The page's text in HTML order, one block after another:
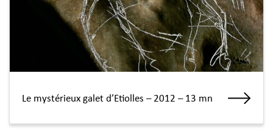
Le mystérieux galet d’Etiolles – 2012 – 13 mn